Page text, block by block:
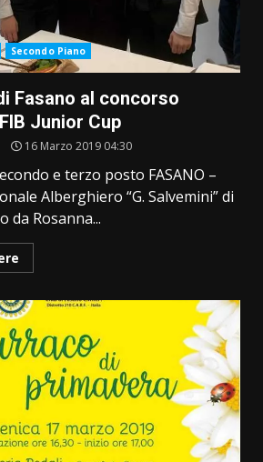
Secondo Piano
Fasano al concorso
Junior Cup
16 Marzo 2019 04:30
e terzo posto FASANO –
Alberghiero “G. Salvemini” di
da Rosanna...